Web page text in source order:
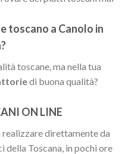
toscano a Canolo in
?
toscane, ma nella tua
di buona qualità?
ON LINE
direttamente da
Toscana, in pochi ore